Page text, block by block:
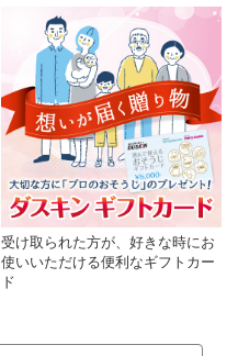
受け取られた方が、好きな時にお
使いいただける便利なギフトカー
ド